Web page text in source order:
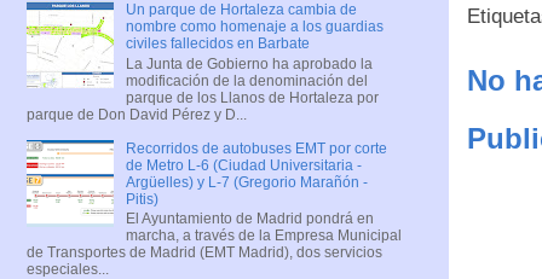
No
Un parque de Hortaleza cambia de
nombre como homenaje a los guardias
civiles fallecidos en Barbate
La Junta de Gobierno ha aprobado la
modificación de la denominación del
parque de los Llanos de Hortaleza por
parque de Don David Pérez y D...
Recorridos de autobuses EMT por corte
de Metro L-6 (Ciudad Universitaria -
Argüelles) y L-7 (Gregorio Marañón -
Pitis)
El Ayuntamiento de Madrid pondrá en
marcha, a través de la Empresa Municipal
de Transportes de Madrid (EMT Madrid), dos servicios
especiales...